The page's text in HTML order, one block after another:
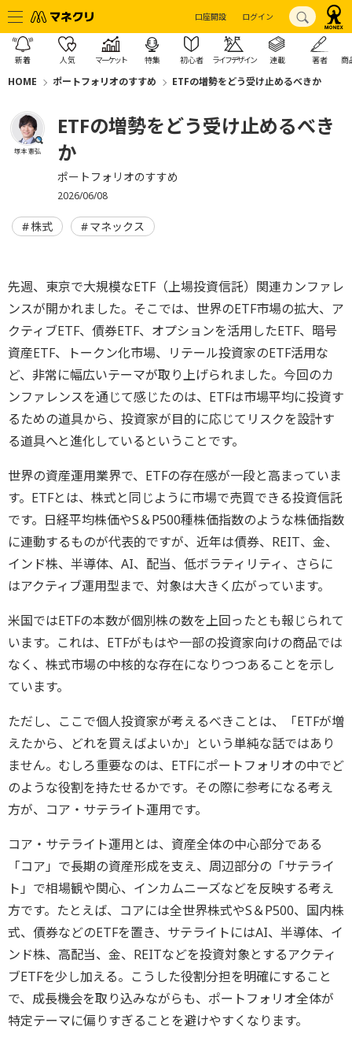
口座開設 ログイン
新着 人気 マーケット 特集 初心者 ライフデザイン 連載 著者 商
HOME ポートフォリオのすすめ ETFの増勢をどう受け止めるべきか
塚本 憲弘
ETFの増勢をどう受け止めるべき
か
ポートフォリオのすすめ
2026/06/08
株式 マネックス
先週、東京で大規模なETF（上場投資信託）関連カンファレ
ンスが開かれました。そこでは、世界のETF市場の拡大、ア
クティブETF、債券ETF、オプションを活用したETF、暗号
資産ETF、トークン化市場、リテール投資家のETF活用な
ど、非常に幅広いテーマが取り上げられました。今回のカ
ンファレンスを通じて感じたのは、ETFは市場平均に投資す
るための道具から、投資家が目的に応じてリスクを設計す
る道具へと進化しているということです。
世界の資産運用業界で、ETFの存在感が一段と高まっていま
す。ETFとは、株式と同じように市場で売買できる投資信託
です。日経平均株価やS＆P500種株価指数のような株価指数
に連動するものが代表的ですが、近年は債券、REIT、金、
インド株、半導体、AI、配当、低ボラティリティ、さらに
はアクティブ運用型まで、対象は大きく広がっています。
米国ではETFの本数が個別株の数を上回ったとも報じられて
います。これは、ETFがもはや一部の投資家向けの商品では
なく、株式市場の中核的な存在になりつつあることを示し
ています。
ただし、ここで個人投資家が考えるべきことは、「ETFが増
えたから、どれを買えばよいか」という単純な話ではあり
ません。むしろ重要なのは、ETFにポートフォリオの中でど
のような役割を持たせるかです。その際に参考になる考え
方が、コア・サテライト運用です。
コア・サテライト運用とは、資産全体の中心部分である
「コア」で長期の資産形成を支え、周辺部分の「サテライ
ト」で相場観や関心、インカムニーズなどを反映する考え
方です。たとえば、コアには全世界株式やS＆P500、国内株
式、債券などのETFを置き、サテライトにはAI、半導体、イ
ンド株、高配当、金、REITなどを投資対象とするアクティ
ブETFを少し加える。こうした役割分担を明確にすること
で、成長機会を取り込みながらも、ポートフォリオ全体が
特定テーマに偏りすぎることを避けやすくなります。